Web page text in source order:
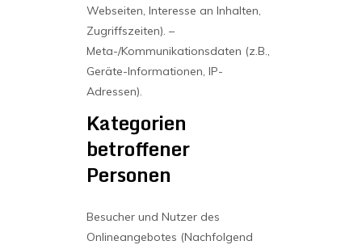
Webseiten, Interesse an Inhalten,
Zugriffszeiten). –
Meta-/Kommunikationsdaten (z.B.,
Geräte-Informationen, IP-
Adressen).
Kategorien
betroffener
Personen
Besucher und Nutzer des
Onlineangebotes (Nachfolgend